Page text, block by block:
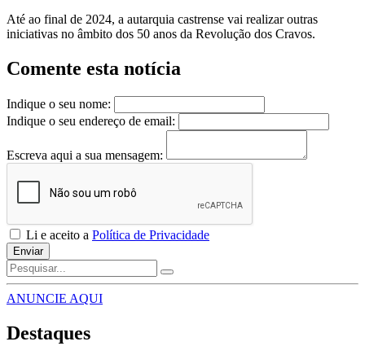
Até ao final de 2024, a autarquia castrense vai realizar outras
iniciativas no âmbito dos 50 anos da Revolução dos Cravos.
Comente esta notícia
Indique o seu nome:
Indique o seu endereço de email:
Escreva aqui a sua mensagem:
Li e aceito a Política de Privacidade
Enviar
ANUNCIE AQUI
Destaques